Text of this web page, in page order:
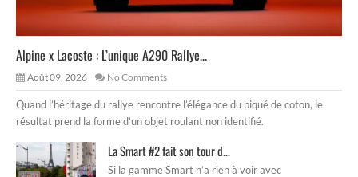
Alpine x Lacoste : L’unique A290 Rallye...
Août 09, 2026 No Comments
Quand l’héritage du rallye rencontre l’élégance du piqué de coton, le
résultat prend la forme d’un objet roulant non identifié.
La Smart #2 fait son tour d...
Si la gamme Smart n’a rien à voir avec